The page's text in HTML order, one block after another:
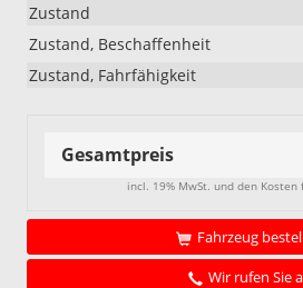
Zustand
Zustand, Beschaffenheit
Zustand, Fahrfähigkeit
Gesamtpreis
incl. 19% MwSt. und den
Fahrzeug
Wir rufen Sie